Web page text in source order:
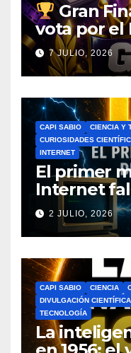
Gran
vota por el
del Ciclo
7 JULIO, 2026
CAPI SABIO
CIENCIA Y
CURIOSIDADES
INTERNET
El primer
Internet
historia de
cambió el
2 JULIO, 2026
CAPI SABIO CIENCIA
DIVULGACIÓN CIENTÍFICA
TECNOLOGÍA
La